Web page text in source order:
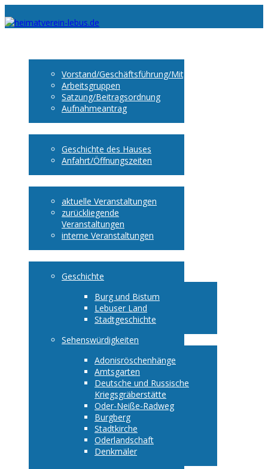
Vorstand/Geschäftsführung/Mitglieder
Arbeitsgruppen
Satzung/Beitragsordnung
Aufnahmeantrag
Geschichte des Hauses
Anfahrt/Öffnungszeiten
aktuelle Veranstaltungen
zurückliegende
Veranstaltungen
interne Veranstaltungen
Geschichte
Burg und Bistum
Lebuser Land
Stadtgeschichte
Sehenswürdigkeiten
Adonisröschenhänge
Amtsgarten
Deutsche und Russische
Kriegsgräberstätte
Oder-Neiße-Radweg
Burgberg
Stadtkirche
Oderlandschaft
Denkmäler